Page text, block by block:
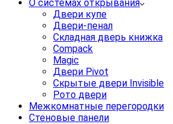
О системах открывания
Двери купе
Двери-пенал
Складная дверь книжка
Compack
Magic
Двери Pivot
Скрытые двери Invisible
Рото двери
Межкомнатные перегородки
Стеновые панели